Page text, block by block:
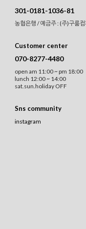
301-0181-1036-81
농협은행 / 예금주 : (주)구룸컴
Customer center
070-8277-4480
open am 11:00 ~ pm 18:00
lunch 12:00 ~ 14:00
sat.sun.holiday OFF
Sns community
instagram